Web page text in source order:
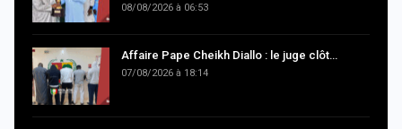
08/08/2026 à 06:53
Affaire Pape Cheikh Diallo : le juge clôt…
07/08/2026 à 18:14